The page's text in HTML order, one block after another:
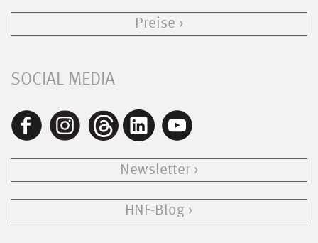
Preise
SOCIAL MEDIA
Newsletter
HNF-Blog